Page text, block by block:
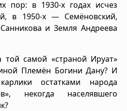
пор: в 1930-х годах исчез
в 1950-х — Семёновский,
и Земля Андреева
самой «страной Ируат»
Племён Богини Дану? И
остатками народа
некогда населявшего